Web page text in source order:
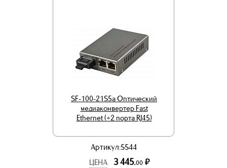
SF-100-21S5a Оптический
медиаконвертер Fast
Ethernet (+2 порта RJ45)
Артикул:5544
ЦЕНА
3 445.00 р.